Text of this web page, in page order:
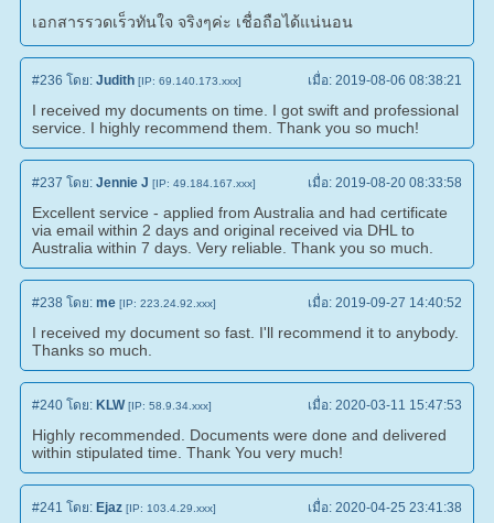
เอกสารรวดเร็วทันใจ จริงๆค่ะ เชื่อถือได้แน่นอน
#236 โดย: Judith [IP: 69.140.173.xxx] เมื่อ: 2019-08-06 08:38:21
I received my documents on time. I got swift and professional
service. I highly recommend them. Thank you so much!
#237 โดย: Jennie J [IP: 49.184.167.xxx] เมื่อ: 2019-08-20 08:33:58
Excellent service - applied from Australia and had certificate
via email within 2 days and original received via DHL to
Australia within 7 days. Very reliable. Thank you so much.
#238 โดย: me [IP: 223.24.92.xxx] เมื่อ: 2019-09-27 14:40:52
I received my document so fast. I'll recommend it to anybody.
Thanks so much.
#240โดย: KLW [IP: 58.9.34.xxx] เมื่อ: 2020-03-11 15:47:53
Highly recommended. Documents were done and delivered
within stipulated time. Thank You very much!
#241 โดย: Ejaz [IP: 103.4.29.xxx] เมื่อ: 2020-04-25 23:41:38